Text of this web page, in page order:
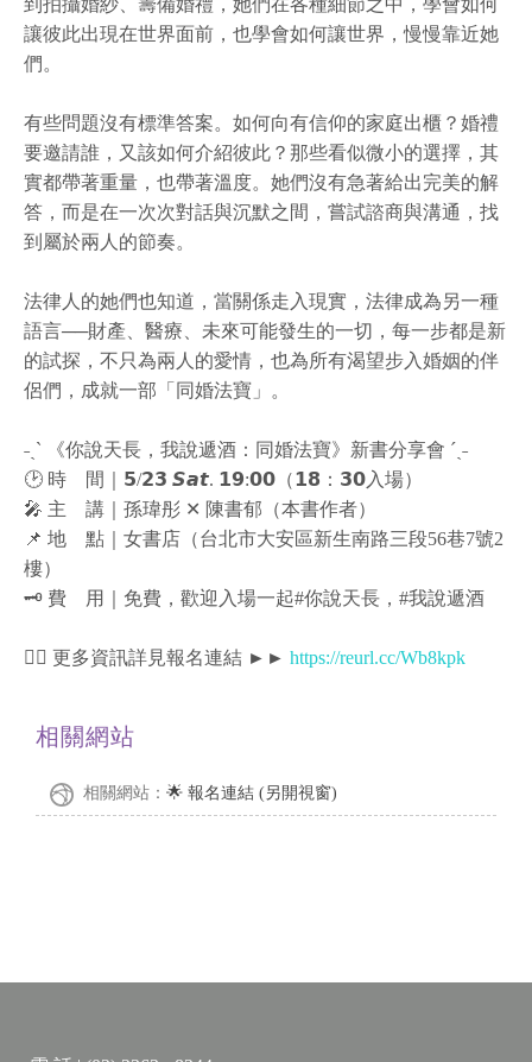
到拍攝婚紗、籌備婚禮，她們在各種細節之中，學會如何
讓彼此出現在世界面前，也學會如何讓世界，慢慢靠近她
們。
有些問題沒有標準答案。如何向有信仰的家庭出櫃？婚禮
要邀請誰，又該如何介紹彼此？那些看似微小的選擇，其
實都帶著重量，也帶著溫度。她們沒有急著給出完美的解
答，而是在一次次對話與沉默之間，嘗試諮商與溝通，找
到屬於兩人的節奏。
法律人的她們也知道，當關係走入現實，法律成為另一種
語言──財產、醫療、未來可能發生的一切，每一步都是新
的試探，不只為兩人的愛情，也為所有渴望步入婚姻的伴
侶們，成就一部「同婚法寶」。
˗ˏˋ 《你說天長，我說遞酒：同婚法寶》新書分享會 ´ˎ˗
🕑 時 間｜𝟱/𝟮𝟯 𝙎𝙖𝙩. 𝟭𝟵:𝟬𝟬（𝟭𝟴：𝟯𝟬入場）
🎤 主 講｜孫瑋彤 ✕ 陳書郁（本書作者）
📌 地 點｜女書店（台北市大安區新生南路三段56巷7號2
樓）
🗝️ 費 用｜免費，歡迎入場一起#你說天長，#我說遞酒
🏳️‍🌈 更多資訊詳見報名連結 ►► https://reurl.cc/Wb8kpk
相關網站
相關網站： 🌟 報名連結 (另開視窗)